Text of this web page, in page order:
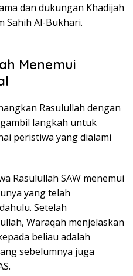
dan dukungan Khadijah
Sahih Al-Bukhari.
Menemui
Rasulullah dengan
langkah untuk
peristiwa yang dialami
Rasulullah SAW menemui
yang telah
Setelah
Waraqah menjelaskan
beliau adalah
sebelumnya juga